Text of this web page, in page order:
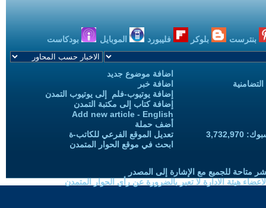
بنترست بلوكر فليبورد الموبايل بودكاست
اضافة موضوع جديد
اضافة خبر
إضافة يوتيوب-فلم إلى يوتيوب التمدن
إضافة كتاب إلى مكتبة التمدن
Add new article - English
أضف حملة
تعديل الموقع الفرعي للكاتب-ة
ابحث في موقع الحوار المتمدن
متاحة للجميع مع الإشارة إلى المصدر
هيئة الادارة لا تعبر بالضرورة عن رأي الحوار المتمدن